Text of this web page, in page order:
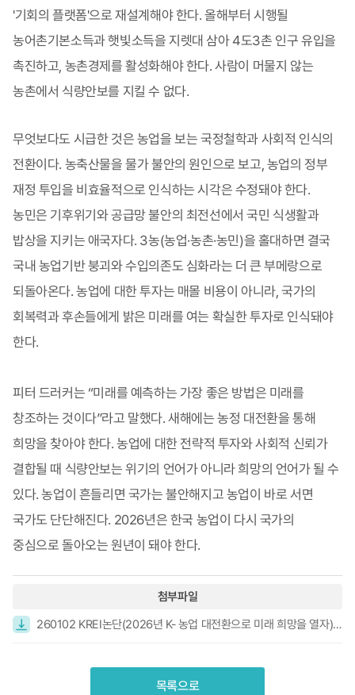
'기회의 플랫폼'으로 재설계해야 한다. 올해부터 시행될
농어촌기본소득과 햇빛소득을 지렛대 삼아 4도3촌 인구 유입을
촉진하고, 농촌경제를 활성화해야 한다. 사람이 머물지 않는
농촌에서 식량안보를 지킬 수 없다.
무엇보다도 시급한 것은 농업을 보는 국정철학과 사회적 인식의
전환이다. 농축산물을 물가 불안의 원인으로 보고, 농업의 정부
재정 투입을 비효율적으로 인식하는 시각은 수정돼야 한다.
농민은 기후위기와 공급망 불안의 최전선에서 국민 식생활과
밥상을 지키는 애국자다. 3농(농업·농촌·농민)을 홀대하면 결국
국내 농업기반 붕괴와 수입의존도 심화라는 더 큰 부메랑으로
되돌아온다. 농업에 대한 투자는 매몰 비용이 아니라, 국가의
회복력과 후손들에게 밝은 미래를 여는 확실한 투자로 인식돼야
한다.
피터 드러커는 “미래를 예측하는 가장 좋은 방법은 미래를
창조하는 것이다”라고 말했다. 새해에는 농정 대전환을 통해
희망을 찾아야 한다. 농업에 대한 전략적 투자와 사회적 신뢰가
결합될 때 식량안보는 위기의 언어가 아니라 희망의 언어가 될 수
있다. 농업이 흔들리면 국가는 불안해지고 농업이 바로 서면
국가도 단단해진다. 2026년은 한국 농업이 다시 국가의
중심으로 돌아오는 원년이 돼야 한다.
첨부파일
260102 KREI논단(2026년 K- 농업 대전환으로 미래 희망을 열자).pdf
목록으로